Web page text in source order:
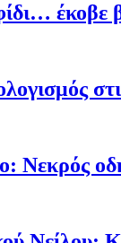
έκοβε
Νεκρός